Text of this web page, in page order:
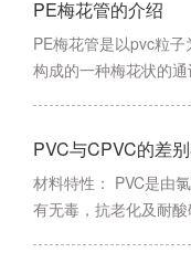
PE梅花管的介绍
PE梅花管是以pvc粒
构成的一种梅花状的
PVC与CPVC的差
材料特性： PVC是由
有无毒，抗老化及耐